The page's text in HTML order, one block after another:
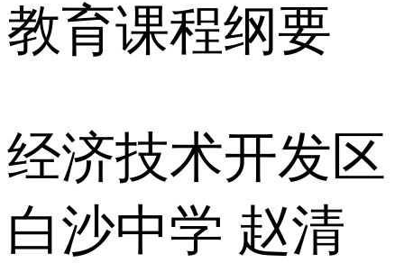
教育课程纲要
经济技术开发区
白沙中学 赵清